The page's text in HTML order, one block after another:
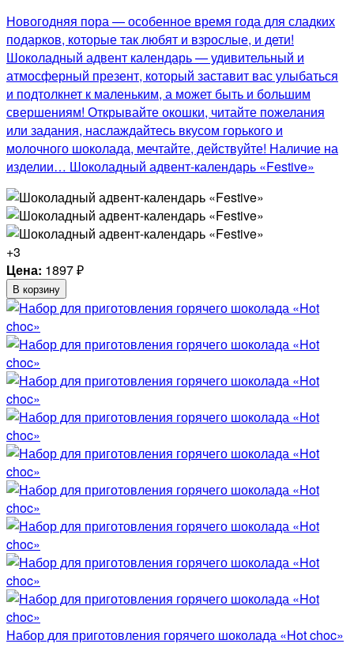
Новогодняя пора — особенное время года для сладких
подарков, которые так любят и взрослые, и дети!
Шоколадный адвент календарь — удивительный и
атмосферный презент, который заставит вас улыбаться
и подтолкнет к маленьким, а может быть и большим
свершениям! Открывайте окошки, читайте пожелания
или задания, наслаждайтесь вкусом горького и
молочного шоколада, мечтайте, действуйте! Наличие на
изделии… Шоколадный адвент-календарь «Festive»
+3
Цена: 1897₽
В корзину
Набор для приготовления горячего шоколада «Hot choc»